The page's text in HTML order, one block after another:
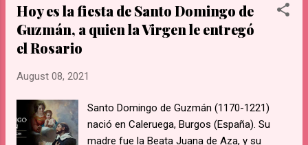
entonces, San Sixto II, quien murió
martirizado por los soldados del emperador
le dijo: “Padre mío, ¿te vas sin llevarte a tu
diácono?” y el Santo Padre le respondió:
Hoy es la fiesta de Santo Domingo de
Guzmán, a quien la Virgen le entregó
el Rosario
August 08, 2021
Santo Domingo de Guzmán (1170-1221)
nació en Caleruega, Burgos (España). Su
madre fue la Beata Juana de Aza, y su